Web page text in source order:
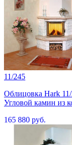
11/245
Облицовка Hark
Угловой камин из
165 880 руб.